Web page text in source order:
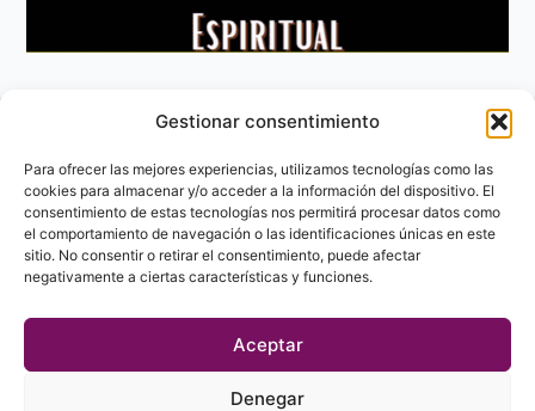
Gestionar consentimiento
Para ofrecer las mejores experiencias, utilizamos tecnologías como las
cookies para almacenar y/o acceder a la información del dispositivo. El
consentimiento de estas tecnologías nos permitirá procesar datos como
el comportamiento de navegación o las identificaciones únicas en este
sitio. No consentir o retirar el consentimiento, puede afectar
negativamente a ciertas características y funciones.
Aceptar
Denegar
Aviso Legal
Política de privacidad
Política de Cookies
Contacto